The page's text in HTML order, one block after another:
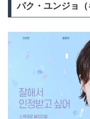
パク・ユンジョ（